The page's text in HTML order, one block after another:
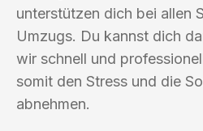
unterstützen dich bei allen
Umzugs. Du kannst dich
wir schnell und
somit den Stress und die
abnehmen.